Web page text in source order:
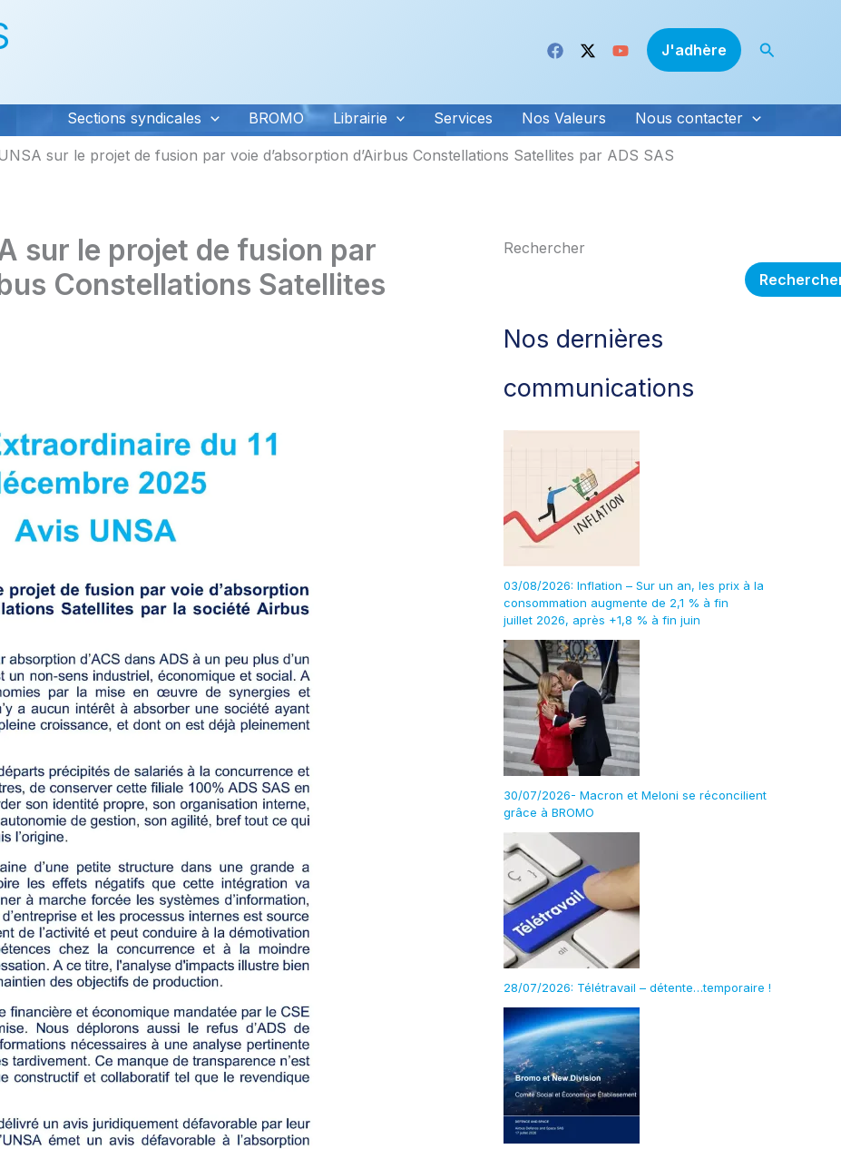
J'adhère
Sections syndicales BROMO Librairie Services Nos Valeurs Nous contacter
sur le projet de fusion par voie d’absorption d’Airbus Constellations Satellites par ADS SAS
sur le projet de fusion par
Constellations Satellites
Rechercher
Nos dernières
communications
03/08/2026: Inflation – Sur un an, les prix à la
consommation augmente de 2,1 % à fin
juillet 2026, après +1,8 % à fin juin
30/07/2026- Macron et Meloni se réconcilient
grâce à BROMO
28/07/2026: Télétravail – détente…temporaire !